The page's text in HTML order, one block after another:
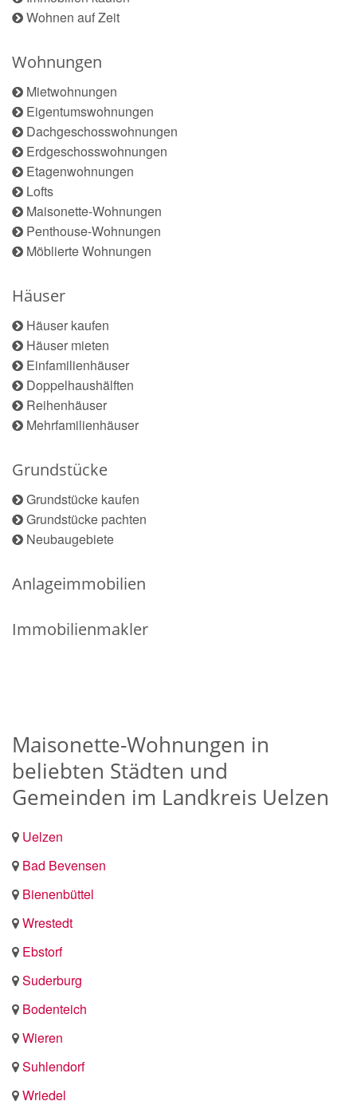
Wohnen auf Zeit
Wohnungen
Mietwohnungen
Eigentumswohnungen
Dachgeschosswohnungen
Erdgeschosswohnungen
Etagenwohnungen
Lofts
Maisonette-Wohnungen
Penthouse-Wohnungen
Möblierte Wohnungen
Häuser
Häuser kaufen
Häuser mieten
Einfamilienhäuser
Doppelhaushälften
Reihenhäuser
Mehrfamilienhäuser
Grundstücke
Grundstücke kaufen
Grundstücke pachten
Neubaugebiete
Anlageimmobilien
Immobilienmakler
Maisonette-Wohnungen in
beliebten Städten und
Gemeinden im Landkreis Uelzen
Uelzen
Bad Bevensen
Bienenbüttel
Wrestedt
Ebstorf
Suderburg
Bodenteich
Wieren
Suhlendorf
Wriedel